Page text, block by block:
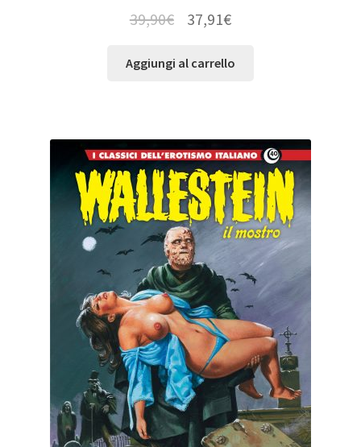
39,90€ 37,91€
Aggiungi al carrello